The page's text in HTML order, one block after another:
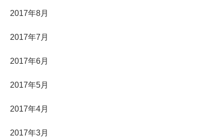
2017年8月
2017年7月
2017年6月
2017年5月
2017年4月
2017年3月